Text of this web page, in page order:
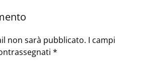
non sarà pubblicato. I campi
*